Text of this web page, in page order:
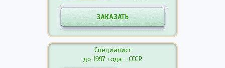
ЗАКАЗАТЬ
Специалист
до 1997 года - СССР